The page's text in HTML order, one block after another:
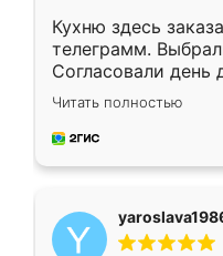
Кухню здесь
телеграмм.
Согласовали день
недели кухня была
довольны
мебель за
Читать полностью